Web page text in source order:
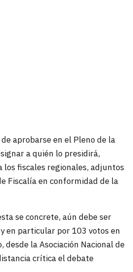
aprobarse en el Pleno de la
a quién lo presidirá,
los fiscales regionales, adjuntos
Fiscalía en conformidad de la
se concrete, aún debe ser
en particular por 103 votos en
desde la Asociación Nacional de
crítica el debate